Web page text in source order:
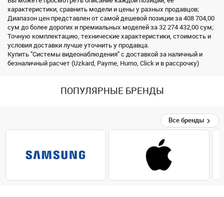
характеристики, сравнить модели и цены у разных продавцов;
Диапазон цен представлен от самой дешевой позиции за 408 704,00
сум до более дорогих и премиальных моделей за 32 274 432,00 сум;
Точную комплектацию, технические характеристики, стоимость и
условия доставки лучше уточнить у продавца.
Купить "Системы видеонаблюдения" с доставкой за наличный и
безналичный расчет (Uzkard, Payme, Humo, Click и в рассрочку)
ПОПУЛЯРНЫЕ БРЕНДЫ
Все бренды